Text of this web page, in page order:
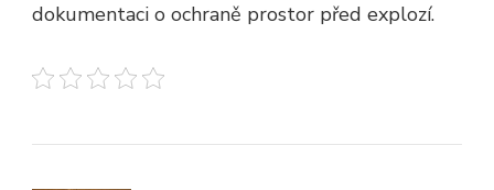
dokumentaci o ochraně prostor před explozí.